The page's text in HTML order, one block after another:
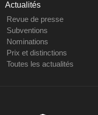
Actualités
Revue de presse
Subventions
Nominations
Prix et distinctions
Toutes les actualités